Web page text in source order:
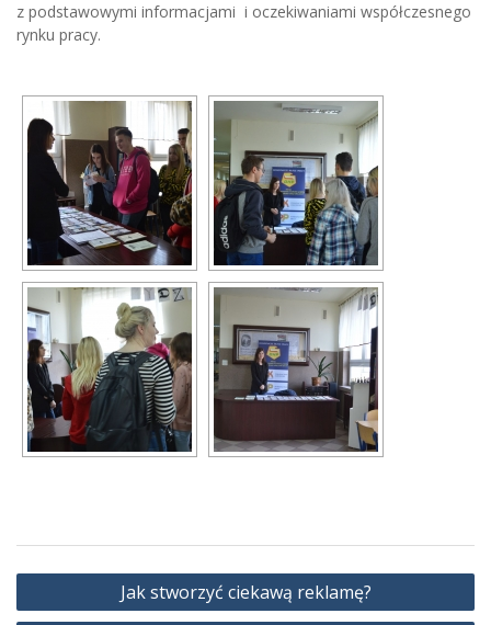
z podstawowymi informacjami i oczekiwaniami współczesnego
rynku pracy.
Nawigacja
wpisu
Jak stworzyć ciekawą reklamę?